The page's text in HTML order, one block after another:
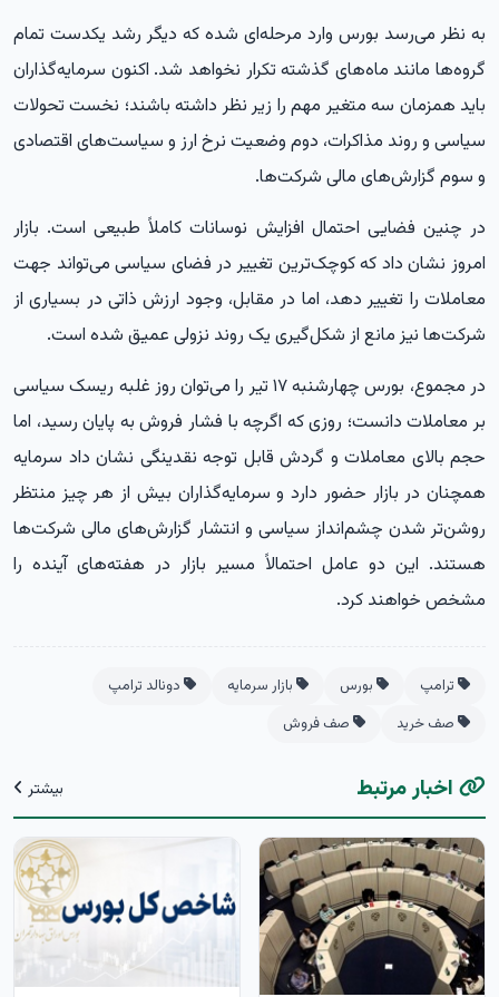
به نظر می‌رسد بورس وارد مرحله‌ای شده که دیگر رشد یکدست تمام
گروه‌ها مانند ماه‌های گذشته تکرار نخواهد شد. اکنون سرمایه‌گذاران
باید همزمان سه متغیر مهم را زیر نظر داشته باشند؛ نخست تحولات
سیاسی و روند مذاکرات، دوم وضعیت نرخ ارز و سیاست‌های اقتصادی
و سوم گزارش‌های مالی شرکت‌ها.
در چنین فضایی احتمال افزایش نوسانات کاملاً طبیعی است. بازار
امروز نشان داد که کوچک‌ترین تغییر در فضای سیاسی می‌تواند جهت
معاملات را تغییر دهد، اما در مقابل، وجود ارزش ذاتی در بسیاری از
شرکت‌ها نیز مانع از شکل‌گیری یک روند نزولی عمیق شده است.
در مجموع، بورس چهارشنبه ۱۷ تیر را می‌توان روز غلبه ریسک سیاسی
بر معاملات دانست؛ روزی که اگرچه با فشار فروش به پایان رسید، اما
حجم بالای معاملات و گردش قابل توجه نقدینگی نشان داد سرمایه
همچنان در بازار حضور دارد و سرمایه‌گذاران بیش از هر چیز منتظر
روشن‌تر شدن چشم‌انداز سیاسی و انتشار گزارش‌های مالی شرکت‌ها
هستند. این دو عامل احتمالاً مسیر بازار در هفته‌های آینده را
مشخص خواهند کرد.
ترامپ بورس بازار سرمایه
دونالد ترامپ
صف خرید
صف فروش
اخبار مرتبط بیشتر